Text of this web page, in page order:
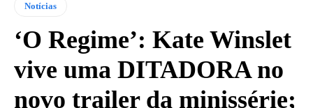
Notícias
‘O Regime’: Kate Winslet
vive uma DITADORA no
novo trailer da minissérie;